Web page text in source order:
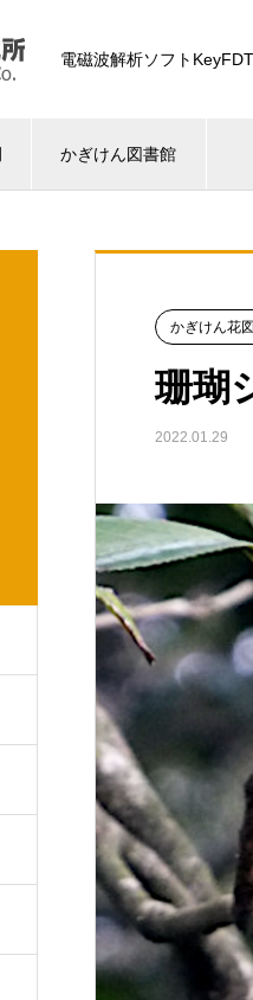
電磁波解析ソフト
かぎけん図書館
かぎけん花
珊瑚
2022.01.29